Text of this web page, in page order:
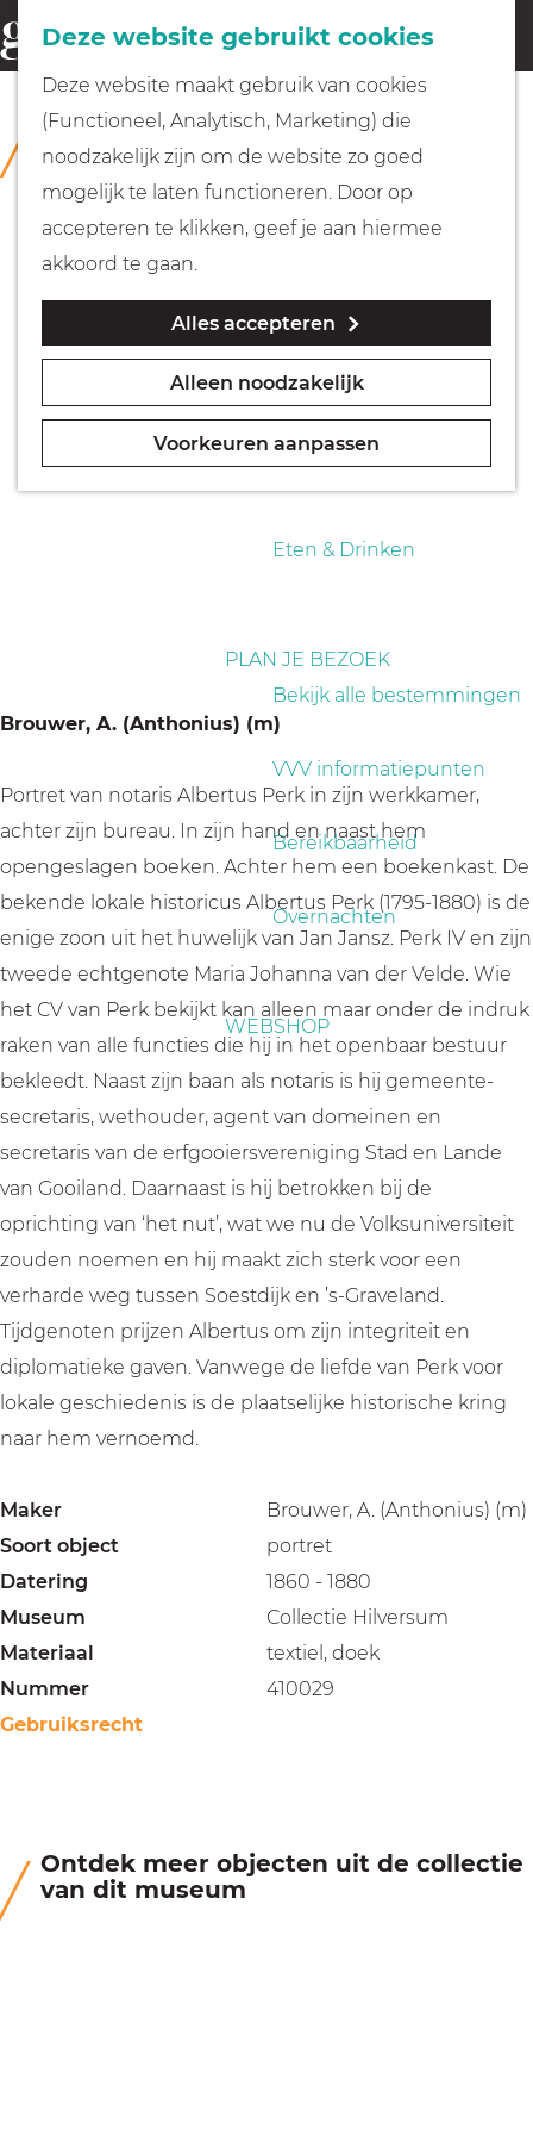
Deze website gebruikt cookies
Deze website maakt gebruik van cookies
(Functioneel, Analytisch, Marketing) die
noodzakelijk zijn om de website zo goed
mogelijk te laten functioneren. Door op
accepteren te klikken, geef je aan hiermee
akkoord te gaan.
Alles accepteren
Alleen noodzakelijk
Voorkeuren aanpassen
G
a
Fietsen
Wandelen
Geocachen
Naar het museum
Eten & Drinken
PLAN JE BEZOEK
Bekijk alle bestemmingen
VVV informatiepunten
Bereikbaarheid
Overnachten
WEBSHOP
o
e
k
e
n
COLLECTIE
Collectie Hilversum
Brouwer, A. (Anthonius) (m)
Portret van notaris Albertus Perk in zijn werkkamer,
achter zijn bureau. In zijn hand en naast hem
opengeslagen boeken. Achter hem een boekenkast. De
bekende lokale historicus Albertus Perk (1795-1880) is de
enige zoon uit het huwelijk van Jan Jansz. Perk IV en zijn
tweede echtgenote Maria Johanna van der Velde. Wie
het CV van Perk bekijkt kan alleen maar onder de indruk
raken van alle functies die hij in het openbaar bestuur
bekleedt. Naast zijn baan als notaris is hij gemeente-
secretaris, wethouder, agent van domeinen en
secretaris van de erfgooiersvereniging Stad en Lande
van Gooiland. Daarnaast is hij betrokken bij de
oprichting van ‘het nut’, wat we nu de Volksuniversiteit
zouden noemen en hij maakt zich sterk voor een
verharde weg tussen Soestdijk en ’s-Graveland.
Tijdgenoten prijzen Albertus om zijn integriteit en
diplomatieke gaven. Vanwege de liefde van Perk voor
lokale geschiedenis is de plaatselijke historische kring
naar hem vernoemd.
Maker
Brouwer, A. (Anthonius) (m)
Soort object
portret
Datering
1860 - 1880
Museum
Collectie Hilversum
Materiaal
textiel, doek
Nummer
410029
Gebruiksrecht
Ontdek meer objecten uit de collectie
van dit museum